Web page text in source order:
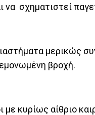
να σχηματιστεί
μερικώς
βροχή.
με κυρίως αίθριο